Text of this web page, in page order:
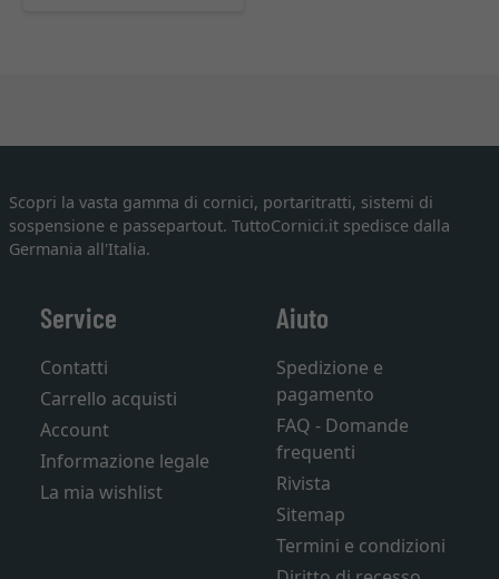
Scopri la vasta gamma di cornici, portaritratti, sistemi di
sospensione e passepartout. TuttoCornici.it spedisce dalla
Germania all'Italia.
Service
Contatti
Carrello acquisti
Account
Informazione legale
La mia wishlist
Aiuto
Spedizione e
pagamento
FAQ - Domande
frequenti
Rivista
Sitemap
Termini e condizioni